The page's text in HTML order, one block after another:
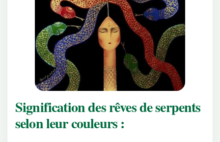
Signification des rêves de serpents
selon leur couleurs :